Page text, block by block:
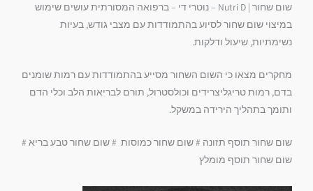
שום שחור | Nutri D – נוטרי די – ברפואה המסורתית עושים שימוש
במיצוי שום שחור לסיוע בהתמודדות עם מצבי גודש, בעיות
נשימתיות, שיעול ודלקות.
מחקרים מצאו כי השום השחור מסייע בהתמודדות עם רמות שומנים
בדם, רמות טריגליצרידים וכולסטרול, תורם לבריאות הלב וכלי הדם
ותומך בתהליך הירידה במשקל.
שום שחור תוסף תזונה # שום שחור כמוסות # שום שחור טבע בריא #
שום שחור תוסף מומלץ